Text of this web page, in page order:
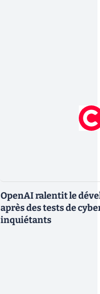
OpenAI ralentit le
après des tests de
inquiétants